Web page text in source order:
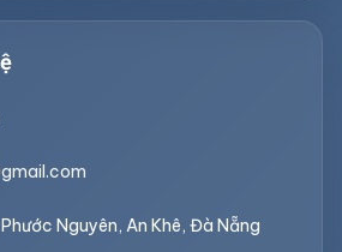
Nguyên, An Khê, Đà Nẵng